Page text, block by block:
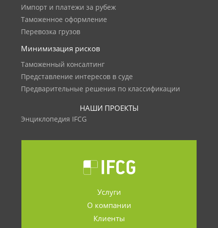
Импорт и платежи за рубеж
Таможенное оформление
Перевозка грузов
Минимизация рисков
Таможенный консалтинг
Представление интересов в суде
Предварительные решения по классификации
НАШИ ПРОЕКТЫ
Энциклопедия IFCG
Услуги
О компании
Клиенты